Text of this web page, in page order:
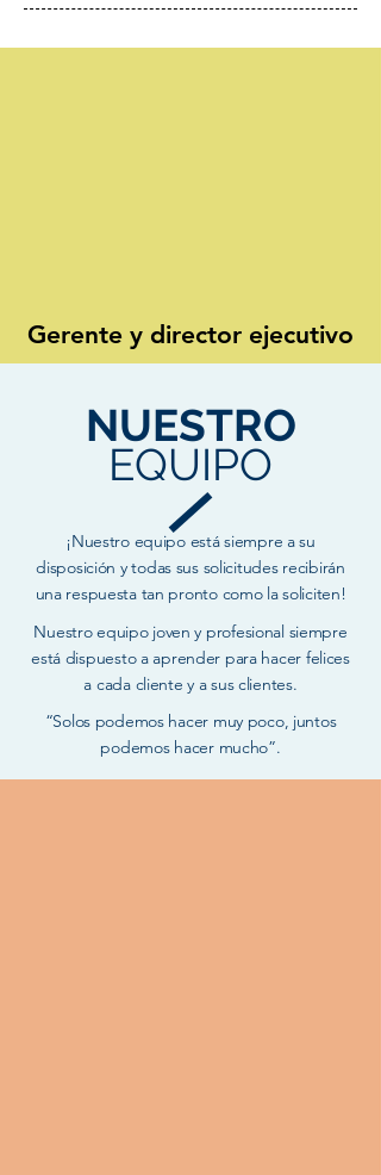
Gerente y director ejecutivo
NUESTRO
EQUIPO
¡Nuestro equipo está siempre a su
disposición y todas sus solicitudes recibirán
una respuesta tan pronto como la soliciten!
Nuestro equipo joven y profesional siempre
está dispuesto a aprender para hacer felices
a cada cliente y a sus clientes.
“Solos podemos hacer muy poco, juntos
podemos hacer mucho”.